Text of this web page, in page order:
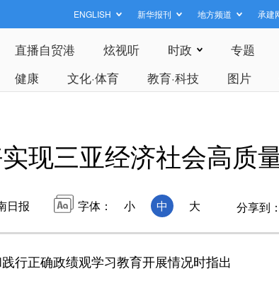
ENGLISH 新华报刊 地方频道 承建
直播自贸港 炫视听 时政 专题
健康 文化·体育 教育·科技 图片
现三亚经济社会高质
日报 字体： 小 中 大 分享到：
正确政绩观学习教育开展情况时指出